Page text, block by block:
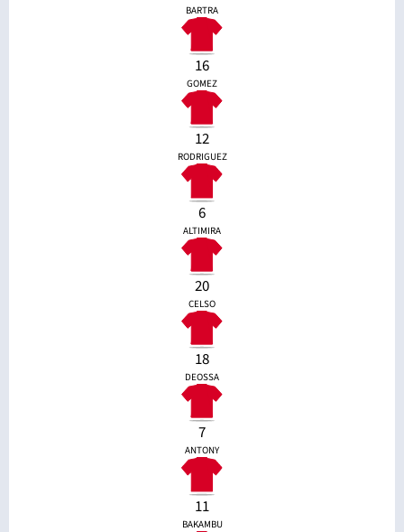
BARTRA
16
GOMEZ
12
RODRIGUEZ
6
ALTIMIRA
20
CELSO
18
DEOSSA
7
ANTONY
11
BAKAMBU